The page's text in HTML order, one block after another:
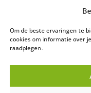
Om de beste ervaringen te
cookies om informatie over
raadplegen.